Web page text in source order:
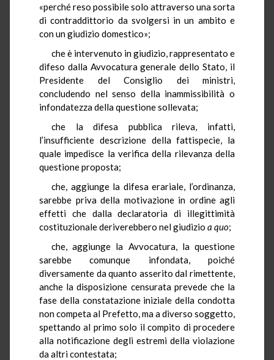
«perché reso possibile solo attraverso una sorta
di contraddittorio da svolgersi in un ambito e
con un giudizio domestico»;
che è intervenuto in giudizio, rappresentato e
difeso dalla Avvocatura generale dello Stato, il
Presidente del Consiglio dei ministri,
concludendo nel senso della inammissibilità o
infondatezza della questione sollevata;
che la difesa pubblica rileva, infatti,
l’insufficiente descrizione della fattispecie, la
quale impedisce la verifica della rilevanza della
questione proposta;
che, aggiunge la difesa erariale, l’ordinanza,
sarebbe priva della motivazione in ordine agli
effetti che dalla declaratoria di illegittimità
costituzionale deriverebbero nel giudizio a quo;
che, aggiunge la Avvocatura, la questione
sarebbe comunque infondata, poiché
diversamente da quanto asserito dal rimettente,
anche la disposizione censurata prevede che la
fase della constatazione iniziale della condotta
non competa al Prefetto, ma a diverso soggetto,
spettando al primo solo il compito di procedere
alla notificazione degli estremi della violazione
da altri contestata;